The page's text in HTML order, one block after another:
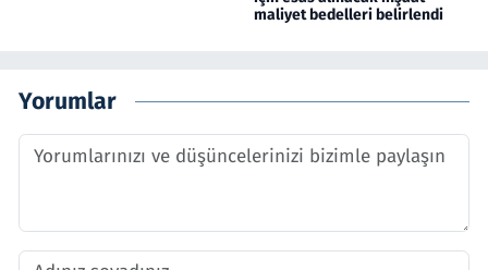
maliyet bedelleri belirlendi
Yorumlar